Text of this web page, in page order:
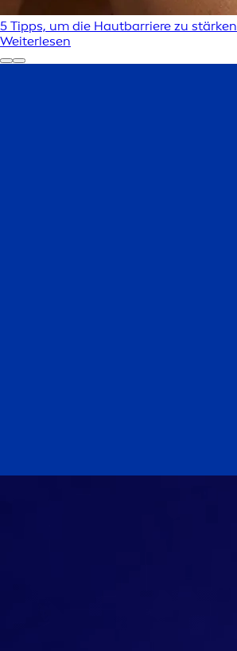
5 Tipps, um die Hautbarriere zu stärken
Weiterlesen